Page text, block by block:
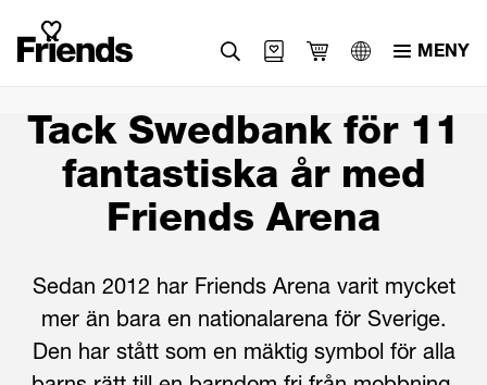
MENY
Tack Swedbank för 11
fantastiska år med
Friends Arena
Sedan 2012 har Friends Arena varit mycket
mer än bara en nationalarena för Sverige.
Den har stått som en mäktig symbol för alla